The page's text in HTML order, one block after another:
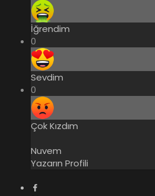
İğrendim
0
Sevdim
0
Çok Kızdım
Nuvem
Yazarın Profili